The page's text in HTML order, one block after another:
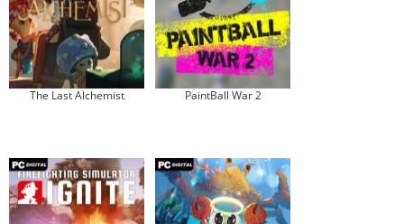
The Last Alchemist PaintBall War 2